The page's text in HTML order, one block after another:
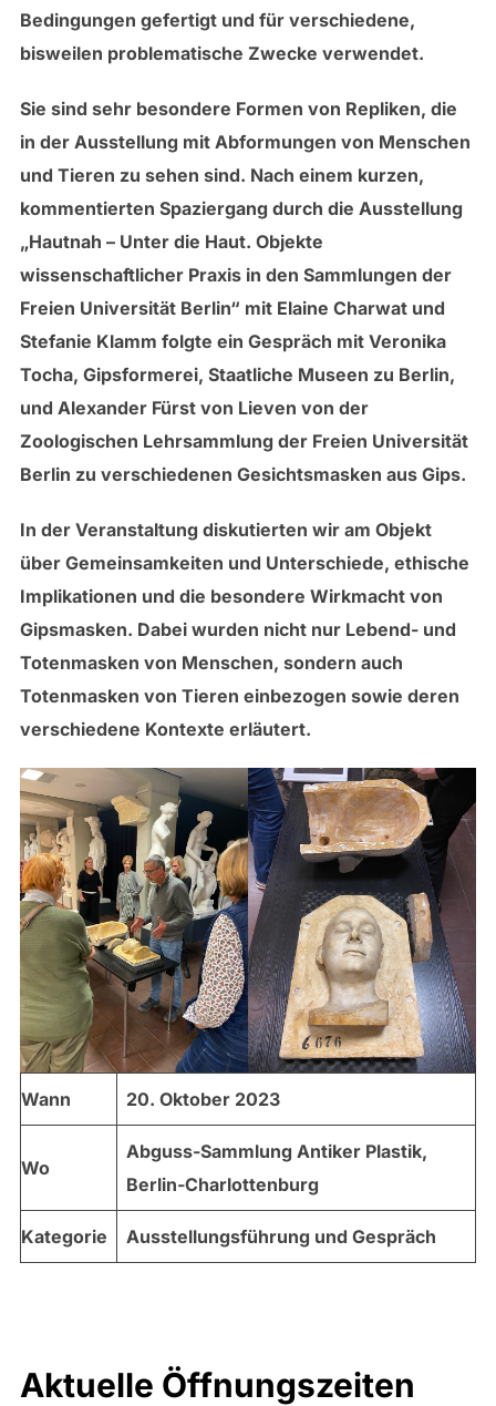
Bedingungen gefertigt und für verschiedene,
bisweilen problematische Zwecke verwendet.
Sie sind sehr besondere Formen von Repliken, die
in der Ausstellung mit Abformungen von Menschen
und Tieren zu sehen sind. Nach einem kurzen,
kommentierten Spaziergang durch die Ausstellung
„Hautnah – Unter die Haut. Objekte
wissenschaftlicher Praxis in den Sammlungen der
Freien Universität Berlin“ mit Elaine Charwat und
Stefanie Klamm folgte ein Gespräch mit Veronika
Tocha, Gipsformerei, Staatliche Museen zu Berlin,
und Alexander Fürst von Lieven von der
Zoologischen Lehrsammlung der Freien Universität
Berlin zu verschiedenen Gesichtsmasken aus Gips.
In der Veranstaltung diskutierten wir am Objekt
über Gemeinsamkeiten und Unterschiede, ethische
Implikationen und die besondere Wirkmacht von
Gipsmasken. Dabei wurden nicht nur Lebend- und
Totenmasken von Menschen, sondern auch
Totenmasken von Tieren einbezogen sowie deren
verschiedene Kontexte erläutert.
Wann 20. Oktober 2023
Wo
Abguss-Sammlung Antiker Plastik,
Berlin-Charlottenburg
Kategorie Ausstellungsführung und Gespräch
Aktuelle Öffnungszeiten